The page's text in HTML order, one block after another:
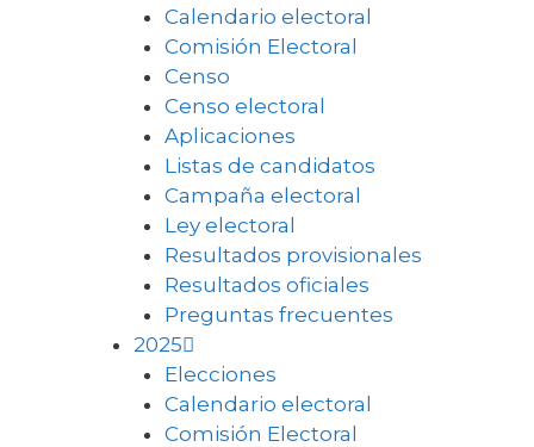
Calendario electoral
Comisión Electoral
Censo
Censo electoral
Aplicaciones
Listas de candidatos
Campaña electoral
Ley electoral
Resultados provisionales
Resultados oficiales
Preguntas frecuentes
2025
Elecciones
Calendario electoral
Comisión Electoral